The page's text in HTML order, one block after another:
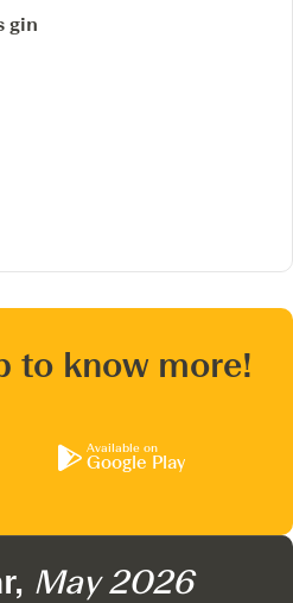
gin
to know more!
Available on
Google Play
May 2026